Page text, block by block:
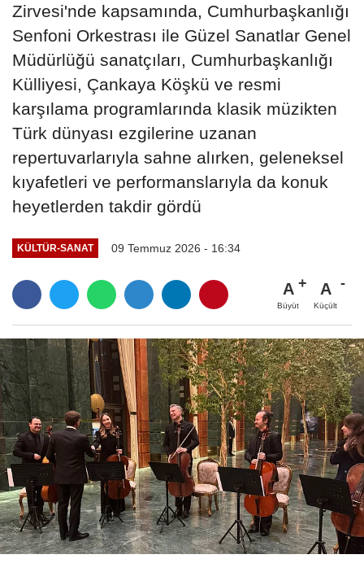
Zirvesi'nde kapsamında, Cumhurbaşkanlığı
Senfoni Orkestrası ile Güzel Sanatlar Genel
Müdürlüğü sanatçıları, Cumhurbaşkanlığı
Külliyesi, Çankaya Köşkü ve resmi
karşılama programlarında klasik müzikten
Türk dünyası ezgilerine uzanan
repertuvarlarıyla sahne alırken, geleneksel
kıyafetleri ve performanslarıyla da konuk
heyetlerden takdir gördü
KÜLTÜR-SANAT 09 Temmuz 2026 - 16:34
A
Büyüt
A
Küçült